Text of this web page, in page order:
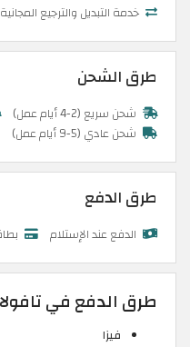
خدمة التبديل والترجيع المجانية
طرق الشحن
شحن سريع (2-4 أيام عمل)
شحن عادي (5-9 أيام عمل)
طرق الدفع
الدفع عند الإستلام
طرق الدفع في تافولا Tavola:
فيزا